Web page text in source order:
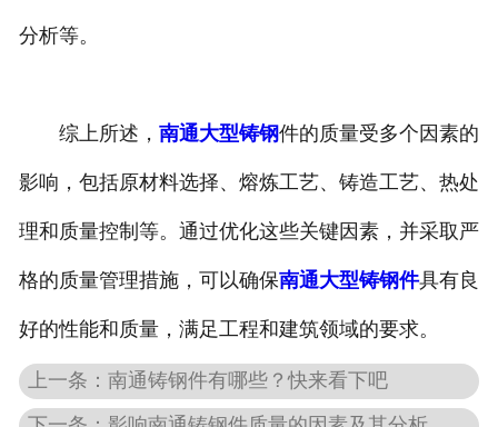
分析等。
综上所述， 南通大型铸钢件的质量受多个因素的
影响，包括原材料选择、熔炼工艺、铸造工艺、热处
理和质量控制等。通过优化这些关键因素，并采取严
格的质量管理措施，可以确保南通大型铸钢件具有良
好的性能和质量，满足工程和建筑领域的要求。
上一条：南通铸钢件有哪些？快来看下吧